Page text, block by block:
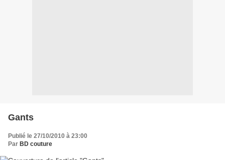
Gants
Publié le 27/10/2010 à 23:00
Par BD couture